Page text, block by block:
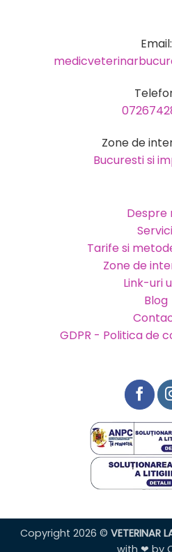
Email:
Zone de
Bucuresti si
Despre
Tarife si
Zone de
Link-uri
Blog
GDPR - Politica de
Copyright 2026 © VETERINAR